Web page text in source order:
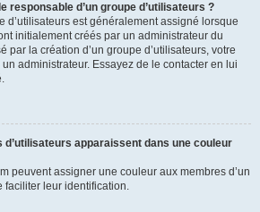
responsable d’un groupe d’utilisateurs ?
d’utilisateurs est généralement assigné lorsque
initialement créés par un administrateur du
par la création d’un groupe d’utilisateurs, votre
administrateur. Essayez de le contacter en lui
d’utilisateurs apparaissent dans une couleur
peuvent assigner une couleur aux membres d’un
faciliter leur identification.